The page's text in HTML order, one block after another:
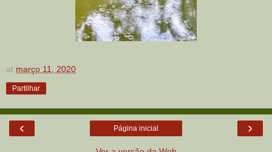
at março 11, 2020
Partilhar
‹ ›
Página inicial